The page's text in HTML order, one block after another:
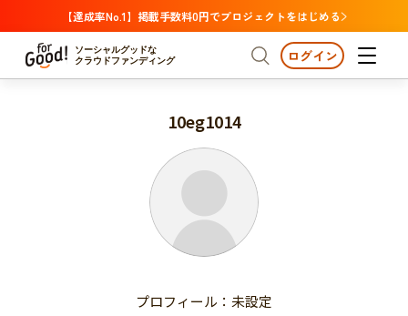
【達成率No.1】掲載手数料0円でプロジェクトをはじめる
ソーシャルグッドな
クラウドファンディング
プロジェクトからさがす 注目
支援金額が多い
支援人数が多い
終了日が近い
国際協力
プロジェクトからさがす
支援金額が多い
終了日が近い
カテゴリーからさがす
医療・福祉
子ども・教育
人権・マイノリティ
ログイン
10eg1014
プロフィール：未設定